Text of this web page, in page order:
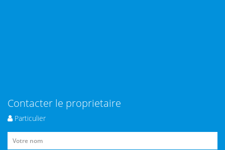
Contacter le proprietaire
Particulier